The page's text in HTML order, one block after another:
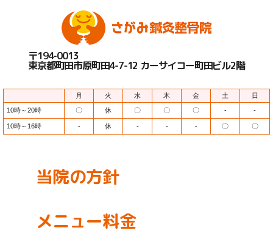
〒194-0013
東京都町田市原町田4-7-12 カーサイコー町田ビル2階
月 火 水 木 金 土
日
10時～20時
〇 休 〇 〇 〇 - -
10時～16時 - 休 - - - 〇 〇
当院の方針
メニュー料金